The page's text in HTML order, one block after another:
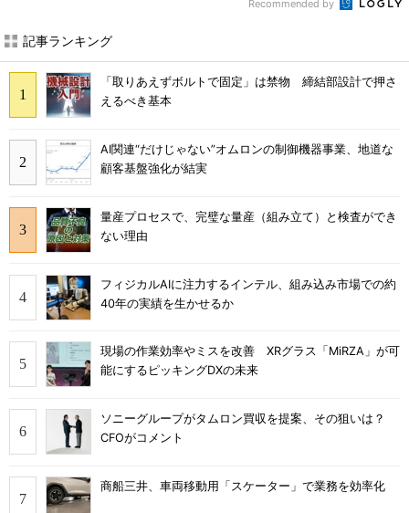
Recommended by
記事ランキング
「取りあえずボルトで固定」は禁物 締結部設計で押さ
えるべき基本
AI関連“だけじゃない”オムロンの制御機器事業、地道な
顧客基盤強化が結実
量産プロセスで、完璧な量産（組み立て）と検査ができ
ない理由
フィジカルAIに注力するインテル、組み込み市場での約
40年の実績を生かせるか
現場の作業効率やミスを改善 XRグラス「MiRZA」が可
能にするピッキングDXの未来
ソニーグループがタムロン買収を提案、その狙いは？
CFOがコメント
商船三井、車両移動用「スケーター」で業務を効率化